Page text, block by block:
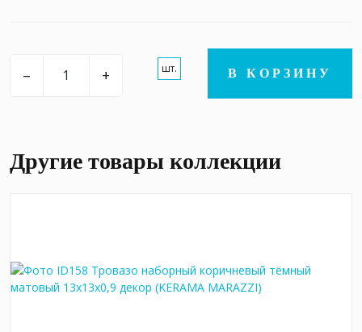
– + шт. В КОРЗИНУ
Другие товары коллекции